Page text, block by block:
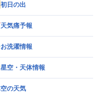
初日の出
天気痛予報
お洗濯情報
星空・天体情報
空の天気